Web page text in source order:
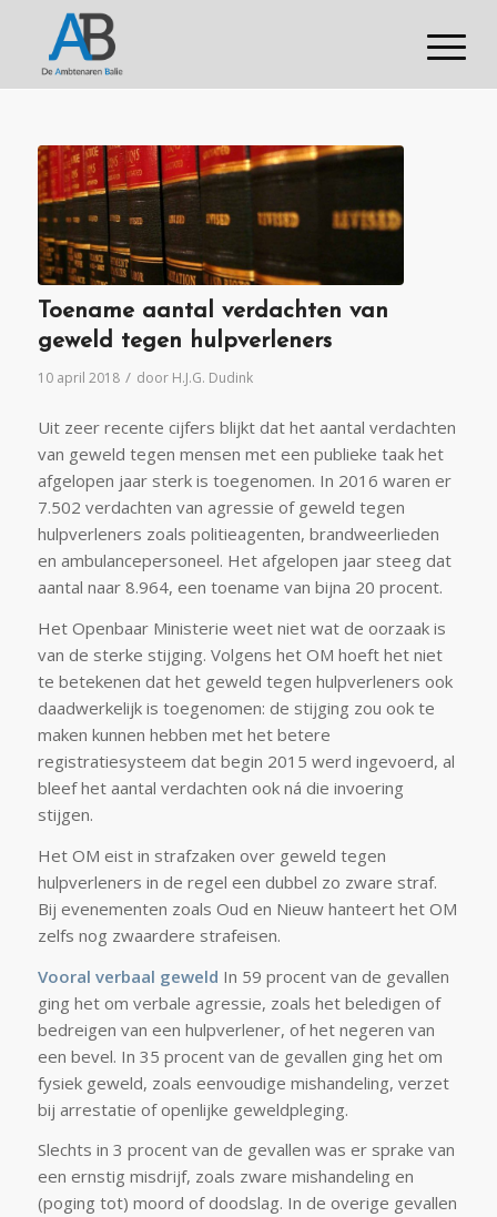
Toename aantal verdachten van
geweld tegen hulpverleners
10 april 2018 / door H.J.G. Dudink
Uit zeer recente cijfers blijkt dat het aantal verdachten
van geweld tegen mensen met een publieke taak het
afgelopen jaar sterk is toegenomen. In 2016 waren er
7.502 verdachten van agressie of geweld tegen
hulpverleners zoals politieagenten, brandweerlieden
en ambulancepersoneel. Het afgelopen jaar steeg dat
aantal naar 8.964, een toename van bijna 20 procent.
Het Openbaar Ministerie weet niet wat de oorzaak is
van de sterke stijging. Volgens het OM hoeft het niet
te betekenen dat het geweld tegen hulpverleners ook
daadwerkelijk is toegenomen: de stijging zou ook te
maken kunnen hebben met het betere
registratiesysteem dat begin 2015 werd ingevoerd, al
bleef het aantal verdachten ook ná die invoering
stijgen.
Het OM eist in strafzaken over geweld tegen
hulpverleners in de regel een dubbel zo zware straf.
Bij evenementen zoals Oud en Nieuw hanteert het OM
zelfs nog zwaardere strafeisen.
Vooral verbaal geweld In 59 procent van de gevallen
ging het om verbale agressie, zoals het beledigen of
bedreigen van een hulpverlener, of het negeren van
een bevel. In 35 procent van de gevallen ging het om
fysiek geweld, zoals eenvoudige mishandeling, verzet
bij arrestatie of openlijke geweldpleging.
Slechts in 3 procent van de gevallen was er sprake van
een ernstig misdrijf, zoals zware mishandeling en
(poging tot) moord of doodslag. In de overige gevallen